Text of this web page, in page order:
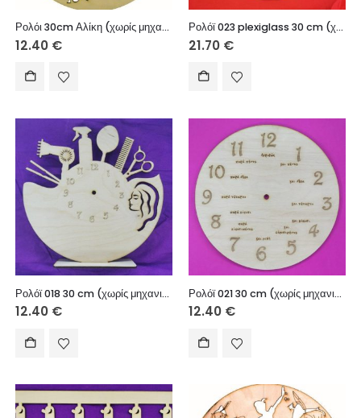
Ρολόι 30cm Αλίκη (χωρίς μηχανισμό)
12.40 €
Ρολόϊ 023 plexiglass 30 cm (χωρίς μηχανισμό)
21.70 €
Ρολόϊ 018 30 cm (χωρίς μηχανισμό)
12.40 €
Ρολόϊ 021 30 cm (χωρίς μηχανισμό)
12.40 €